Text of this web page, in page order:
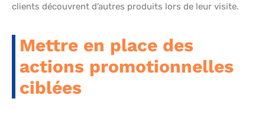
clients découvrent d’autres produits lors de leur visite.
Mettre en place des
actions promotionnelles
ciblées